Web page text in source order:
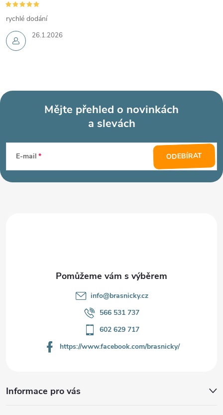
26.1.2026
rychlé dodání
p
Mějte přehled o novinkách
a slevách
E-mail ODEBÍRAT
info@brasnicky.cz
566 531 737
602 629 717
https://www.facebook.com/brasnicky/
Informace pro vás